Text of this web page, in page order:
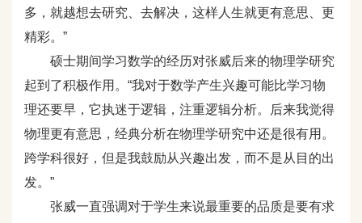
多，就越想去研究、去解决，这样人生就更有意思、更
精彩。”
硕士期间学习数学的经历对张威后来的物理学研究
起到了积极作用。“我对于数学产生兴趣可能比学习物
理还要早，它执迷于逻辑，注重逻辑分析。后来我觉得
物理更有意思，经典分析在物理学研究中还是很有用。
跨学科很好，但是我鼓励从兴趣出发，而不是从目的出
发。”
张威一直强调对于学生来说最重要的品质是要有求